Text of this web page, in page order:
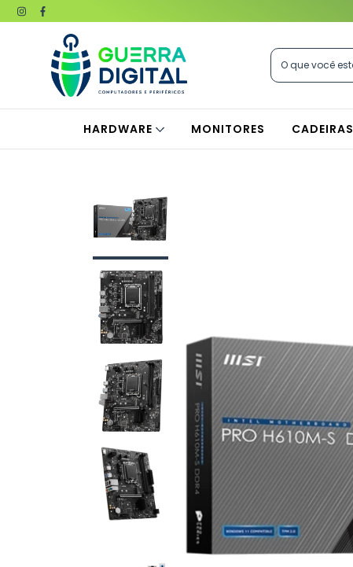
HARDWARE MONITORES CADEIRAS